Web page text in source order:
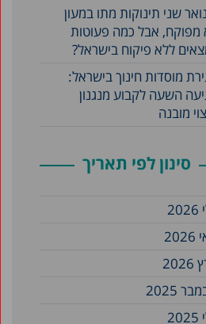
שני תינוקות מתו במעון
מפוקח, אבל כמה פעוטות
ללא פיקוח בישראל?
מוסדות חינוך בישראל:
השעה לקבוע מנגנון
מובנה
סינון לפי תאריך
2025